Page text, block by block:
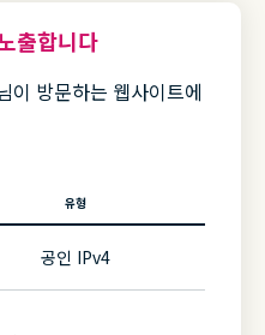
출합니다
이 방문하는 웹사이트에
유형
공인 IPv4